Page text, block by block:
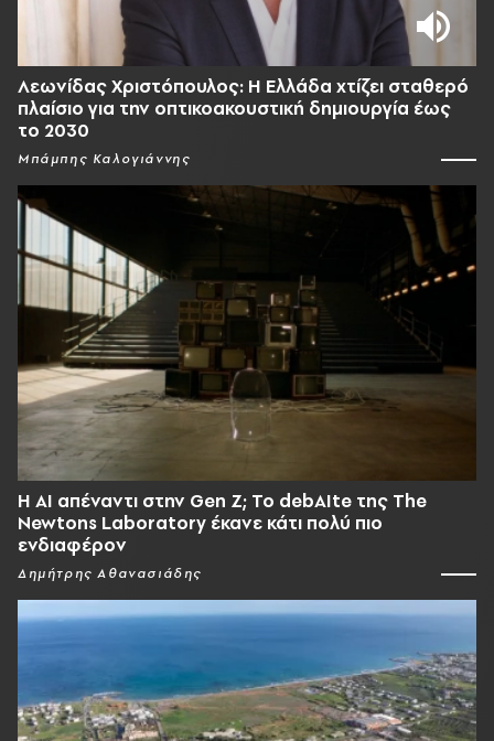
Λεωνίδας Χριστόπουλος: Η Ελλάδα χτίζει σταθερό
πλαίσιο για την οπτικοακουστική δημιουργία έως
το 2030
Μπάμπης Καλογιάννης
Η AI απέναντι στην Gen Z; Το debAIte της The
Newtons Laboratory έκανε κάτι πολύ πιο
ενδιαφέρον
Δημήτρης Αθανασιάδης